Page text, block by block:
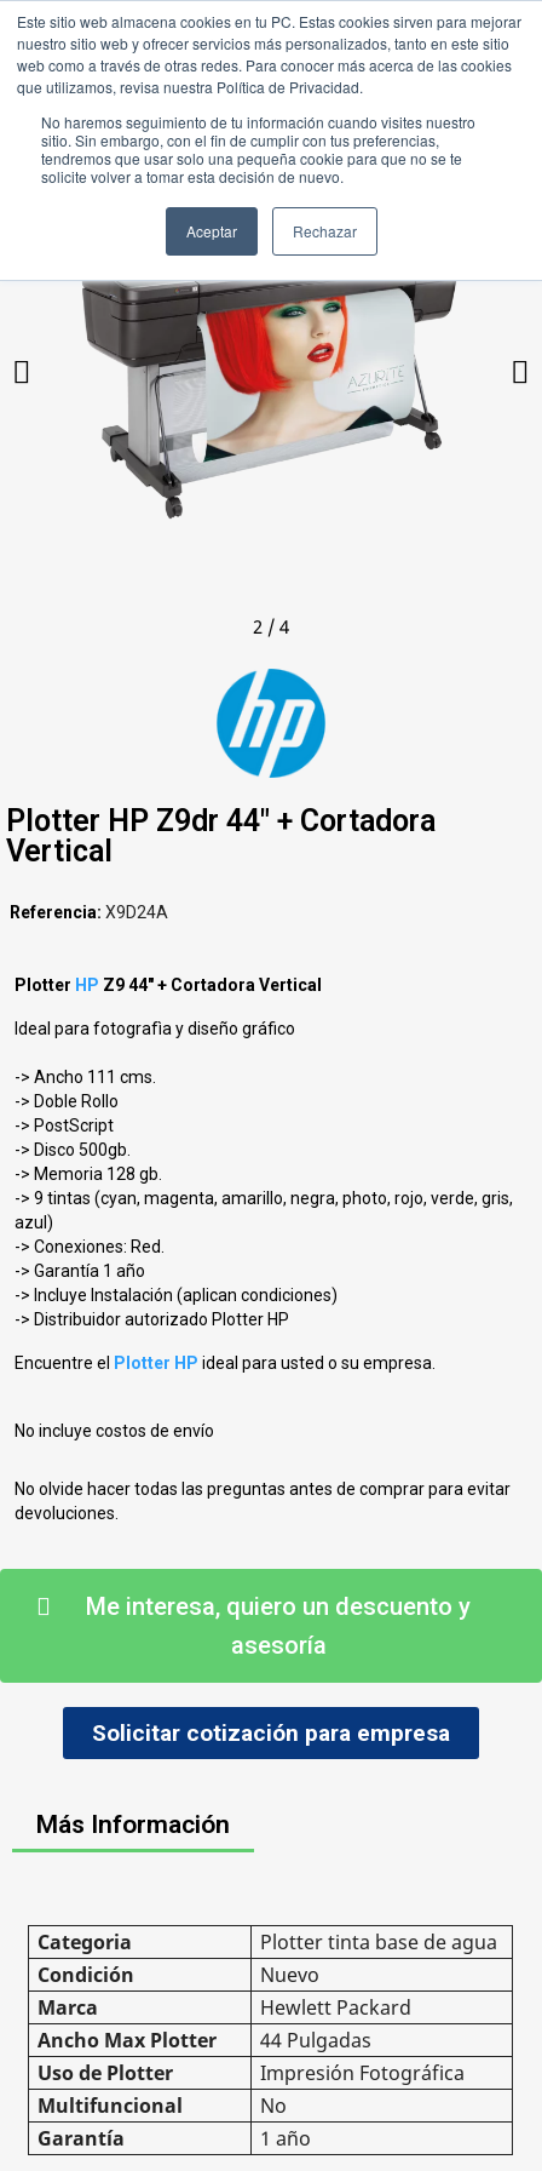
Este sitio web almacena cookies en tu PC. Estas cookies sirven para mejorar
nuestro sitio web y ofrecer servicios más personalizados, tanto en este sitio
web como a través de otras redes. Para conocer más acerca de las cookies
que utilizamos, revisa nuestra Política de Privacidad.
No haremos seguimiento de tu información cuando visites nuestro
sitio. Sin embargo, con el fin de cumplir con tus preferencias,
tendremos que usar solo una pequeña cookie para que no se te
solicite volver a tomar esta decisión de nuevo.
Aceptar Rechazar
2 / 4
Plotter HP Z9dr 44" + Cortadora
Vertical
Referencia X9D24A
Plotter HP Z9 44" + Cortadora Vertical
Ideal para fotografìa y diseño gráfico
-> Ancho 111 cms.
-> Doble Rollo
-> PostScript
-> Disco 500gb.
-> Memoria 128 gb.
-> 9 tintas (cyan, magenta, amarillo, negra, photo, rojo, verde, gris,
azul)
-> Conexiones: Red.
-> Garantía 1 año
-> Incluye Instalación (aplican condiciones)
-> Distribuidor autorizado Plotter HP
Encuentre el Plotter HP ideal para usted o su empresa.
No incluye costos de envío
No olvide hacer todas las preguntas antes de comprar para evitar
devoluciones.
Me interesa, quiero un descuento y
asesoría
Solicitar cotización para empresa
Más Información
Categoria
Plotter tinta base de agua
Condición
Nuevo
Marca
Hewlett Packard
Ancho Max Plotter
44 Pulgadas
Uso de Plotter
Impresión Fotográfica
Multifuncional
No
Garantía
1 año